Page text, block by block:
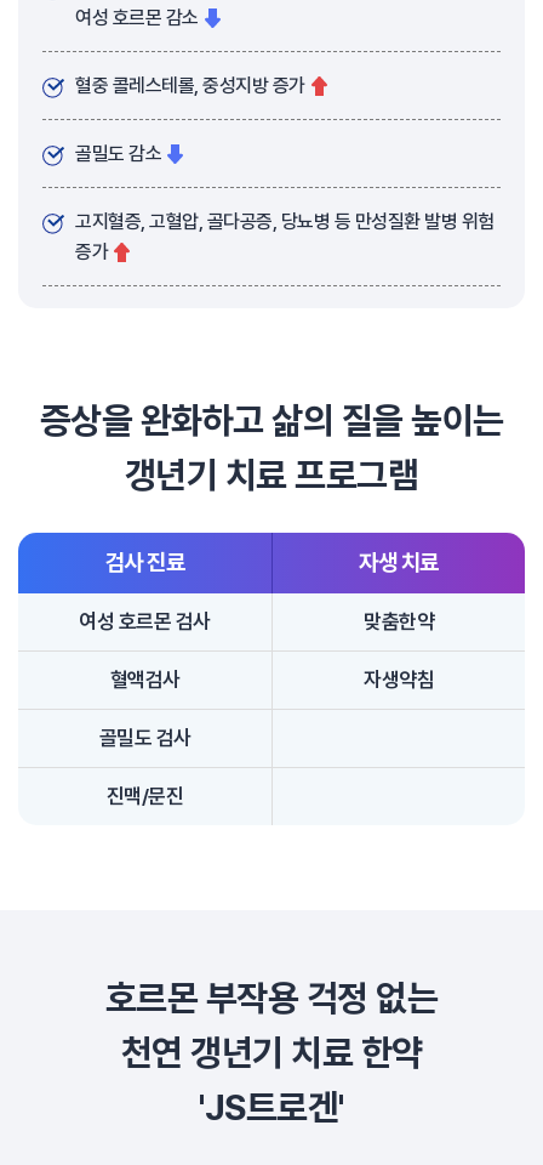
여성 호르몬 감소
혈중 콜레스테롤, 중성지방 증가
골밀도 감소
고지혈증, 고혈압, 골다공증, 당뇨병 등 만성질환 발병 위험
증가
증상을 완화하고 삶의 질을 높이는
갱년기 치료 프로그램
검사 진료 자생 치료
여성 호르몬 검사 맞춤한약
혈액검사 자생약침
골밀도 검사
진맥/문진
호르몬 부작용 걱정 없는
천연 갱년기 치료 한약
'JS트로겐'